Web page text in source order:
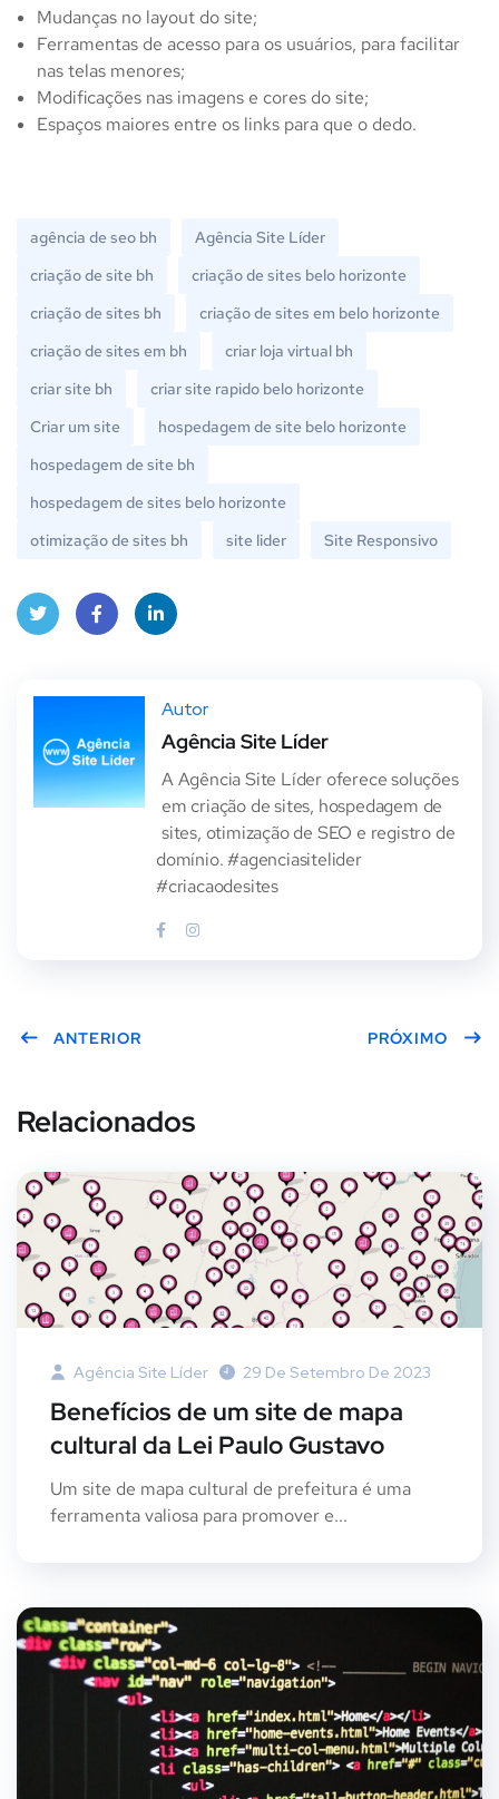
Mudanças no layout do site;
Ferramentas de acesso para os usuários, para facilitar
nas telas menores;
Modificações nas imagens e cores do site;
Espaços maiores entre os links para que o dedo.
agência de seo bh
Agência Site Líder
criação de site bh
criação de sites belo horizonte
criação de sites bh
criação de sites em belo horizonte
criação de sites em bh
criar loja virtual bh
criar site bh
criar site rapido belo horizonte
Criar um site
hospedagem de site belo horizonte
hospedagem de site bh
hospedagem de sites belo horizonte
otimização de sites bh
site lider Site Responsivo
ter
book
dInAutor
Agência Site Líder
A Agência Site Líder oferece soluções
em criação de sites, hospedagem de
sites, otimização de SEO e registro de
domínio. #agenciasitelider
#criacaodesites
ANTERIOR PRÓXIMO
Relacionados
Agência Site Líder 29 De Setembro De 2023
Benefícios de um site de mapa
cultural da Lei Paulo Gustavo
Um site de mapa cultural de prefeitura é uma
ferramenta valiosa para promover e...